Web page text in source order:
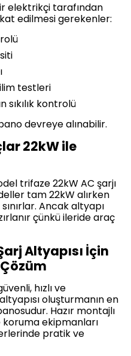
elektrikçi tarafından
edilmesi gerekenler:
testleri
sıkılık kontrolü
devreye alınabilir.
22kW ile
trifaze 22kW AC şarjı
tam 22kW alırken
Ancak altyapı
çünkü ileride araç
Altyapısı İçin
hızlı ve
oluşturmanın en
Hazır montajlı
koruma ekipmanları
pratik ve